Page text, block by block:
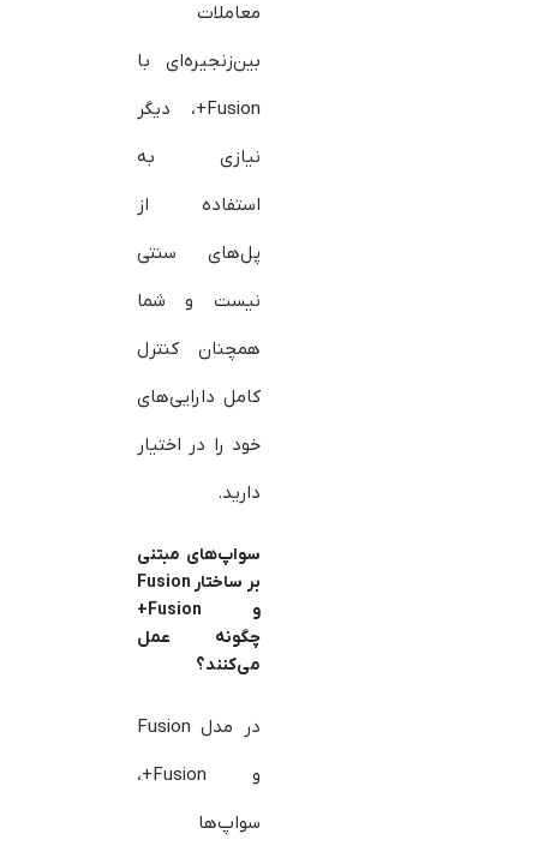
معاملات
بین‌زنجیره‌ای با
Fusion+، دیگر
نیازی به
استفاده از
پل‌های سنتی
نیست و شما
همچنان کنترل
کامل دارایی‌های
خود را در اختیار
دارید.
سواپ‌های مبتنی
بر ساختار Fusion
و Fusion+
چگونه عمل
می‌کنند؟
در مدل Fusion
و Fusion+،
سواپ‌ها